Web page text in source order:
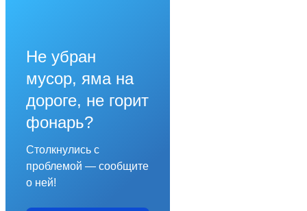
Не убран
мусор, яма на
дороге, не горит
фонарь?
Столкнулись с
проблемой — сообщите
о ней!